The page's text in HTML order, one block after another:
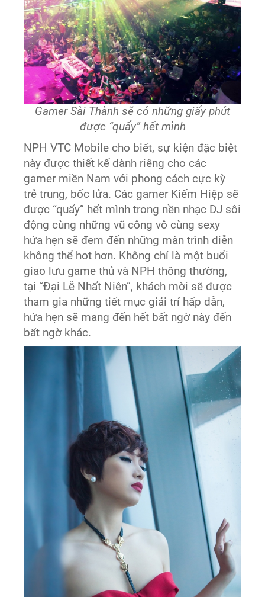
Gamer Sài Thành sẽ có những giấy phút
được “quẩy” hết mình
NPH VTC Mobile cho biết, sự kiện đặc biệt
này được thiết kế dành riêng cho các
gamer miền Nam với phong cách cực kỳ
trẻ trung, bốc lửa. Các gamer Kiếm Hiệp sẽ
được “quẩy” hết mình trong nền nhạc DJ sôi
động cùng những vũ công vô cùng sexy
hứa hẹn sẽ đem đến những màn trình diễn
không thể hot hơn. Không chỉ là một buổi
giao lưu game thủ và NPH thông thường,
tại “Đại Lễ Nhất Niên”, khách mời sẽ được
tham gia những tiết mục giải trí hấp dẫn,
hứa hẹn sẽ mang đến hết bất ngờ này đến
bất ngờ khác.